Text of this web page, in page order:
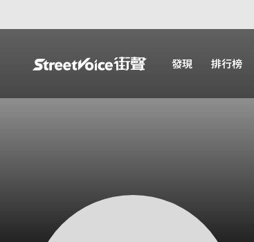
發現 排行榜